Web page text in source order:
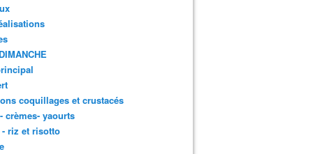
coquillages et crustacés
crèmes- yaourts
- riz et risotto